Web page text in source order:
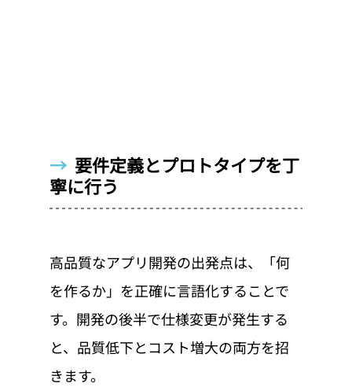
→ 要件定義とプロトタイプを丁
寧に行う
高品質なアプリ開発の出発点は、「何
を作るか」を正確に言語化することで
す。開発の後半で仕様変更が発生する
と、品質低下とコスト増大の両方を招
きます。